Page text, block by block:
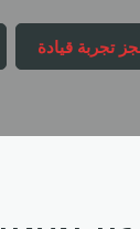
تجربة قيادة